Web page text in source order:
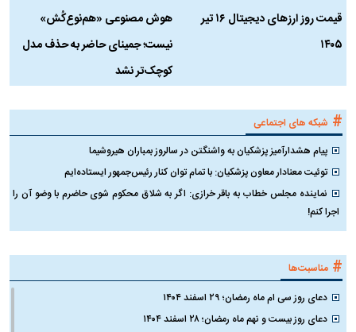
قیمت روز ارز‌های دیجیتال ۱۶ تیر
۱۴۰۵
هوش مصنوعی «هم‌نوع‌کُش»
نیست؛ جمینای حاضر به حذف مدل
کوچک‌تر نشد
# شبکه های اجتماعی
پیام هشدارآمیز پزشکیان به واشنگتن در سالروز بمباران هیروشیما
توئیت معنادار معاون پزشکیان: با تمام توان کنار رئیس‌جمهور ایستاده‌ایم
نماینده مجلس خطاب به باقر خرازی: اگر به شلاق محکوم شوی حاضرم با وضو آن را
اجرا کنم!
# مناسبت‌ها
دعای روز سی ام ماه رمضان؛ ۲۹ اسفند ۱۴۰۴
دعای روز بیست و نهم ماه رمضان؛ ۲۸ اسفند ۱۴۰۴